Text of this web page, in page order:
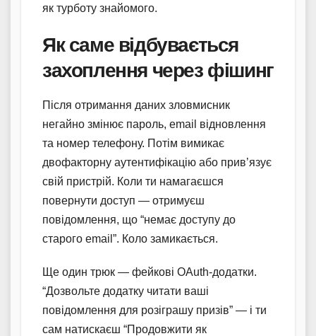
як турботу знайомого.
Як саме відбувається
захоплення через фішинг
Після отримання даних зловмисник
негайно змінює пароль, email відновлення
та номер телефону. Потім вимикає
двофакторну аутентифікацію або прив’язує
свій пристрій. Коли ти намагаєшся
повернути доступ — отримуєш
повідомлення, що “немає доступу до
старого email”. Коло замикається.
Ще один трюк — фейкові OAuth-додатки.
“Дозвольте додатку читати ваші
повідомлення для розіграшу призів” — і ти
сам натискаєш “Продовжити як